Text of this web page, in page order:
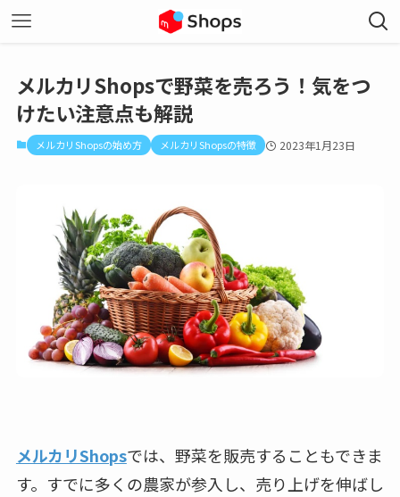
メルカリShopsで野菜を売ろう！気をつ
けたい注意点も解説
メルカリShopsの始め方 メルカリShopsの特徴 2023年1月23日
メルカリShopsでは、野菜を販売することもできま
す。すでに多くの農家が参入し、売り上げを伸ばし